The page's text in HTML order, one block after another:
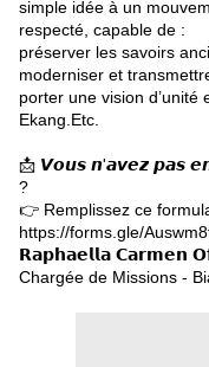
simple idée à un
respecté, capable de :
préserver les savoirs
moderniser et
porter une vision
Ekang.Etc.
📩 𝙑𝙤𝙪𝙨 𝙣'𝙖𝙫𝙚𝙯 𝙥𝙖𝙨
?
👉 Remplissez ce
https://forms.gle/
𝗥𝗮𝗽𝗵𝗮𝗲𝗹𝗹𝗮 𝗖𝗮𝗿𝗺𝗲𝗻
Chargée de Missions -